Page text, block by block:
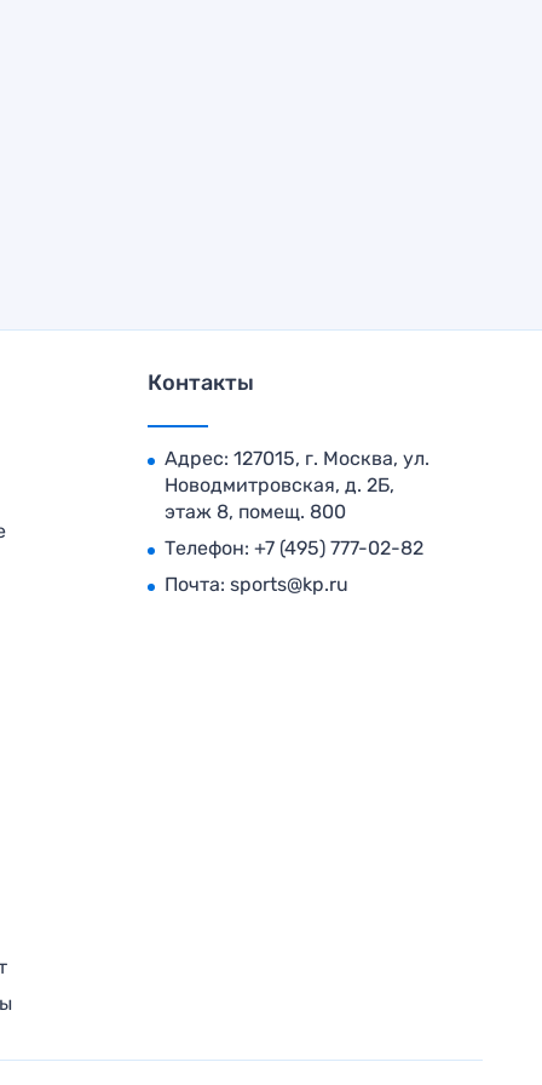
Контакты
Адрес: 127015, г. Москва, ул.
Новодмитровская, д. 2Б,
этаж 8, помещ. 800
Телефон: +7 (495) 777-02-82
Почта: sports@kp.ru